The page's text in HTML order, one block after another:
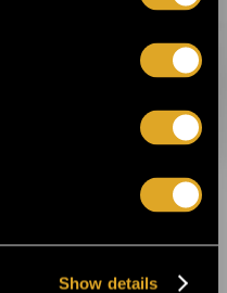
Show details
›
Festival